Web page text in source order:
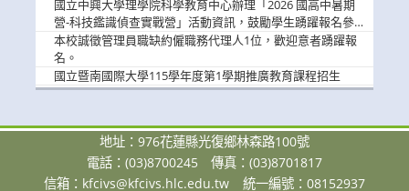
參與。
國立中興大學理學院科學教育中心辦理「2026 國高中暑期
營-科技鑑識偵查實戰營」活動資訊，鼓勵學生踴躍報名參
加。
本校誠徵管理員職缺約僱職務代理人1位，歡迎意者踴躍報
名。
國立暨南國際大學115學年度第1學期推廣教育課程招生
地址：976花蓮縣光復鄉林森路100號
電話：(03)8700245
傳真：(03)8701817
信箱： kfcivs@kfcivs.hlc.edu.tw 統一編號：08152937